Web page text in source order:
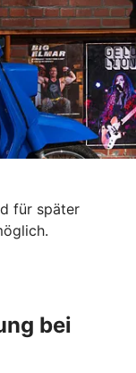
für später
bei